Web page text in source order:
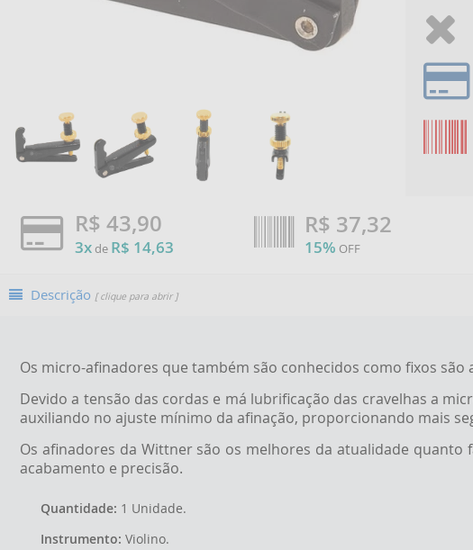
R$ 43,90
3x de R$ 14,63
R$ 37,32
15% OFF
Descrição [ clique para abrir ]
Os micro-afinadores que também são conhecidos como fixos
Devido a tensão das cordas e má lubrificação das cravelhas a
auxiliando no ajuste mínimo da afinação, proporcionando mais
Os afinadores da Wittner são os melhores da atualidade
acabamento e precisão.
Quantidade: 1 Unidade.
Instrumento: Violino.